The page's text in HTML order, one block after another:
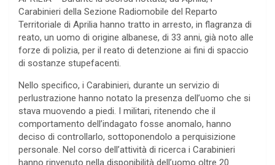
Carabinieri della Sezione Radiomobile del Reparto
Territoriale di Aprilia hanno tratto in arresto, in flagranza di
reato, un uomo di origine albanese, di 33 anni, già noto alle
forze di polizia, per il reato di detenzione ai fini di spaccio
di sostanze stupefacenti.
Nello specifico, i Carabinieri, durante un servizio di
perlustrazione hanno notato la presenza dell’uomo che si
stava muovendo a piedi. I militari, ritenendo che il
comportamento dell’indagato fosse anomalo, hanno
deciso di controllarlo, sottoponendolo a perquisizione
personale. Nel corso dell’attività di ricerca i Carabinieri
hanno rinvenuto nella disponibilità dell’uomo oltre 20